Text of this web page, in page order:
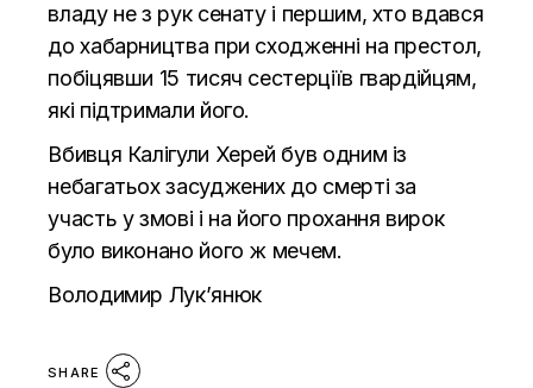
владу не з рук сенату і першим, хто вдався
до хабарництва при сходженні на престол,
побіцявши 15 тисяч сестерціїв гвардійцям,
які підтримали його.
Вбивця Калігули Херей був одним із
небагатьох засуджених до смерті за
участь у змові і на його прохання вирок
було виконано його ж мечем.
Володимир Лук’янюк
SHARE